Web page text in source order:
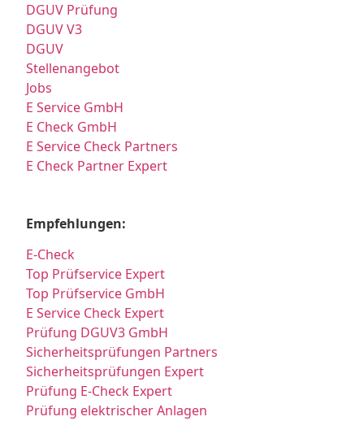
DGUV Prüfung
DGUV V3
DGUV
Stellenangebot
Jobs
E Service GmbH
E Check GmbH
E Service Check Partners
E Check Partner Expert
Empfehlungen:
E-Check
Top Prüfservice Expert
Top Prüfservice GmbH
E Service Check Expert
Prüfung DGUV3 GmbH
Sicherheitsprüfungen Partners
Sicherheitsprüfungen Expert
Prüfung E-Check Expert
Prüfung elektrischer Anlagen